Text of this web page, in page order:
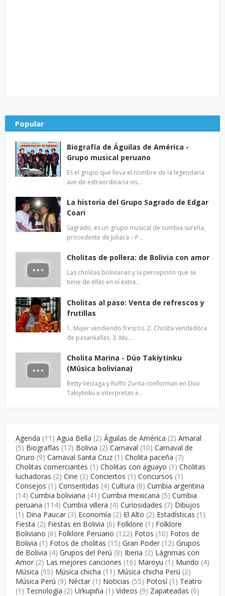
Popular
Biografía de Águilas de América -
Grupo musical peruano
Es el grupo que lleva el nombre de la legendaria
ave de extraordinaria vis…
La historia del Grupo Sagrado de Edgar
Coari
Sagrado, es un grupo musical de cumbia sureña,
procedente de Juliaca – P…
Cholitas de pollera: de Bolivia con amor
Las cholitas bolivianas y la percepción que se
tiene de ellas en el extra…
Cholitas al paso: Venta de refrescos y
frutillas
1. Mujer vendiendo frescos. 2. Cholita vendedora
de pasankallas. 3. Mu…
Cholita Marina - Dúo Takiytinku
(Música boliviana)
Betty Veizaga y Ruffo Zurita conforman en Dúo
Takiytinku e interpretan e…
Agenda (11) Agua Bella (2) Águilas de América (2) Amaral
(5) Biografías (17) Bolivia (2) Carnaval (10) Carnaval de
Oruro (9) Carnaval Santa Cruz (1) Cholita paceña (7)
Cholitas comerciantes (1) Cholitas con aguayo (1) Cholitas
luchadoras (2) Cine (2) Conciertos (1) Concursos (1)
Consejos (1) Consentidas (4) Cultura (8) Cumbia argentina
(14) Cumbia boliviana (41) Cumbia mexicana (5) Cumbia
peruana (114) Cumbia villera (4) Curiosidades (7) Dibujos
(1) Dina Paucar (3) Economía (2) El Alto (2) Estadísticas (1)
Fiesta (2) Fiestas en Bolivia (6) Folklore (1) Folklore
Boliviano (6) Folklore Peruano (122) Fotos (10) Fotos de
Bolivia (1) Fotos de cholitas (15) Gran Poder (12) Grupos
de Bolivia (4) Grupos del Perú (8) Iberia (2) Lágrimas con
Amor (2) Las mejores canciones (16) Maroyu (1) Mundo (4)
Música (55) Música chicha (11) Música chicha Perú (2)
Música Perú (9) Néctar (1) Noticias (55) Potosí (1) Teatro
(1) Tecnología (2) Urkupiña (1) Videos (9) Zapateadas (6)